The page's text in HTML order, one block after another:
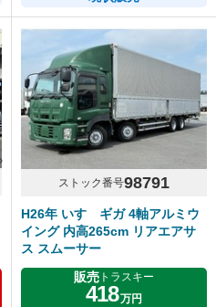
ストック番号98791
H26年 いすゞギガ 4軸アルミウ
イング 内高265cm リアエアサ
ス スムーサー
販売 トラスキー
418万円